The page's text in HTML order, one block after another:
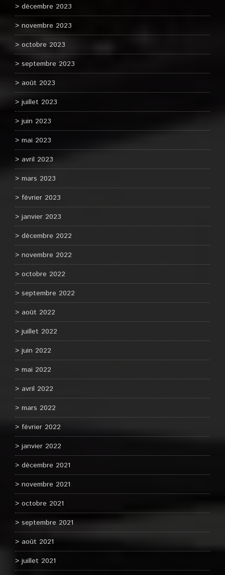
décembre 2023
novembre 2023
octobre 2023
septembre 2023
août 2023
juillet 2023
juin 2023
mai 2023
avril 2023
mars 2023
février 2023
janvier 2023
décembre 2022
novembre 2022
octobre 2022
septembre 2022
août 2022
juillet 2022
juin 2022
mai 2022
avril 2022
mars 2022
février 2022
janvier 2022
décembre 2021
novembre 2021
octobre 2021
septembre 2021
août 2021
juillet 2021